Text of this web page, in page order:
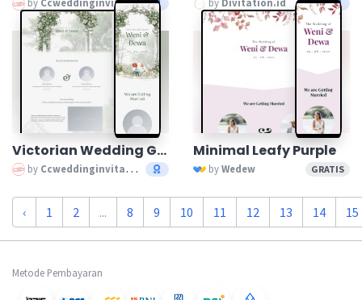
by Ccweddinginvitation by Divitation.id
Victorian Wedding Garden
by Ccweddinginvitation
Minimal Leafy Purple
byWedew GRATIS
‹ 1 2 ... 8 9 10 11 12 13 14 15
Metode Pembayaran